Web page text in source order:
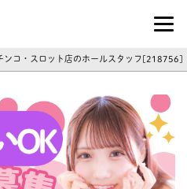
ンコ求人・転職ならパチンコヒーロ
ンコ・スロット店のホールスタッフ